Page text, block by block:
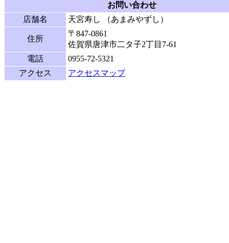
お問い合わせ
店舗名
天宮寿し （あまみやずし）
住所
〒 847-0861
佐賀県唐津市二タ子2丁目7-61
電話
0955-72-5321
アクセス
アクセスマップ